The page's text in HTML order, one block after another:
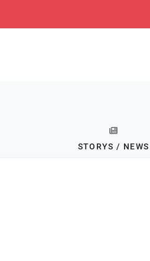
STORYS / NEWS